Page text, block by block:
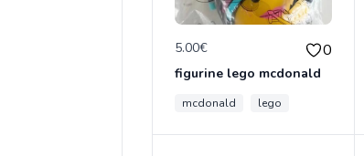
5.00€ 0
figurine lego mcdonald
mcdonald lego